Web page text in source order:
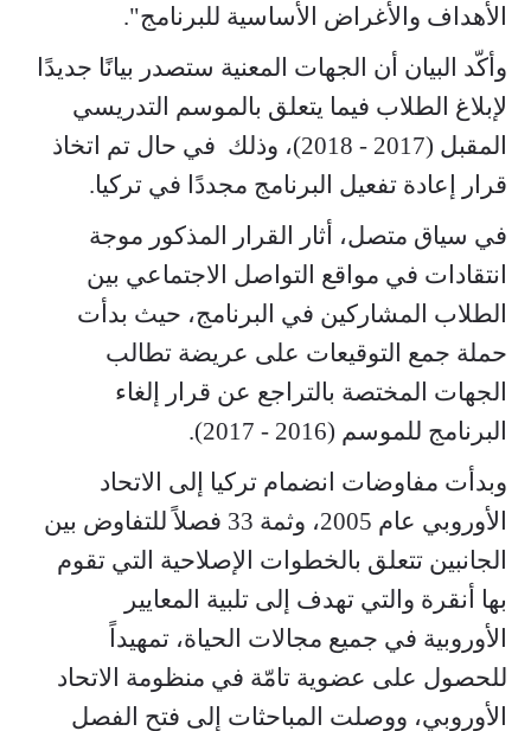
الأهداف والأغراض الأساسية للبرنامج".
وأكّد البيان أن الجهات المعنية ستصدر بيانًا جديدًا
لإبلاغ الطلاب فيما يتعلق بالموسم التدريسي
المقبل (2017 - 2018)، وذلك في حال تم اتخاذ
قرار إعادة تفعيل البرنامج مجددًا في تركيا.
في سياق متصل، أثار القرار المذكور موجة
انتقادات في مواقع التواصل الاجتماعي بين
الطلاب المشاركين في البرنامج، حيث بدأت
حملة جمع التوقيعات على عريضة تطالب
الجهات المختصة بالتراجع عن قرار إلغاء
البرنامج للموسم (2016 - 2017).
وبدأت مفاوضات انضمام تركيا إلى الاتحاد
الأوروبي عام 2005، وثمة 33 فصلاً للتفاوض بين
الجانبين تتعلق بالخطوات الإصلاحية التي تقوم
بها أنقرة والتي تهدف إلى تلبية المعايير
الأوروبية في جميع مجالات الحياة، تمهيداً
للحصول على عضوية تامّة في منظومة الاتحاد
الأوروبي، ووصلت المباحثات إلى فتح الفصل